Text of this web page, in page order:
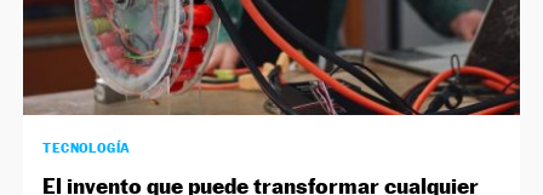
TECNOLOGÍA
El invento que puede transformar cualquier